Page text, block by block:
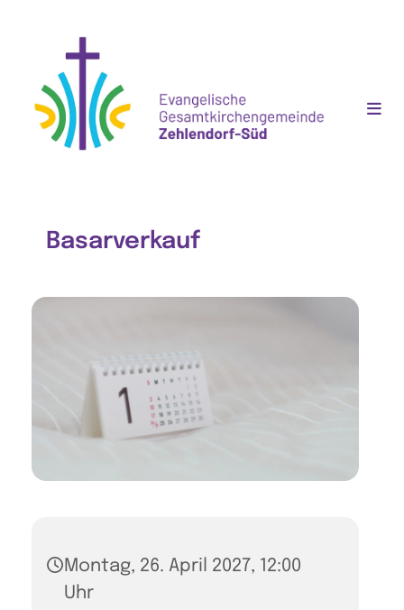
Basarverkauf
Montag, 26. April 2027, 12:00
Uhr